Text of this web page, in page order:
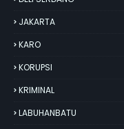
JAKARTA
KARO
KORUPSI
KRIMINAL
LABUHANBATU